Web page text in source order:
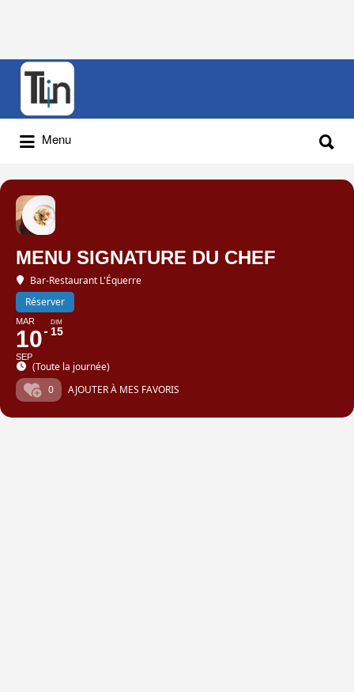
Rechercher
Menu
MENU SIGNATURE DU CHEF
Bar-Restaurant L'Équerre
Réserver
MAR
10
SEP
DIM
15
(Toute la journée)
0
AJOUTER À MES FAVORIS